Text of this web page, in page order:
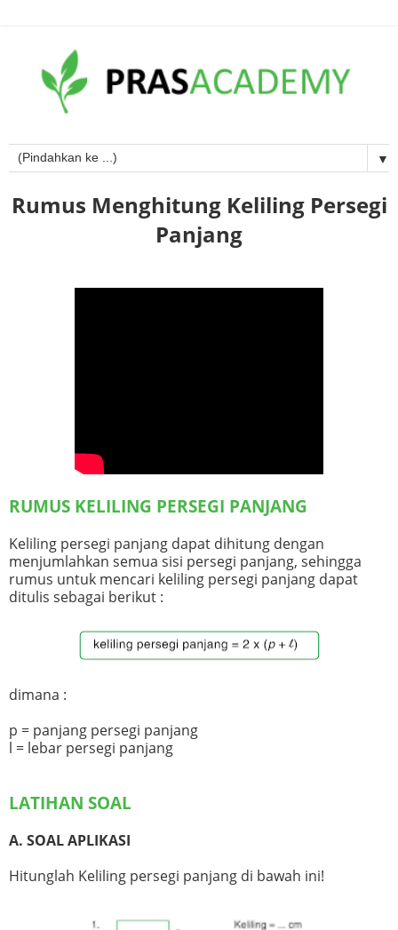
▼
Rumus Menghitung Keliling Persegi
Panjang
RUMUS KELILING PERSEGI PANJANG
Keliling persegi panjang dapat dihitung dengan
menjumlahkan semua sisi persegi panjang, sehingga
rumus untuk mencari keliling persegi panjang dapat
ditulis sebagai berikut :
dimana :
p = panjang persegi panjang
l = lebar persegi panjang
LATIHAN SOAL
A. SOAL APLIKASI
Hitunglah Keliling persegi panjang di bawah ini!